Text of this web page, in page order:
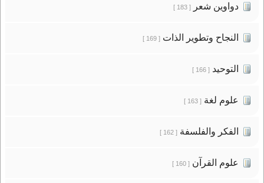
دواوين شعر[ 183 ]
النجاح وتطوير الذات[ 169 ]
التوحيد[ 166 ]
علوم لغة[ 163 ]
الفكر والفلسفة[ 162 ]
علوم القرآن[ 160 ]